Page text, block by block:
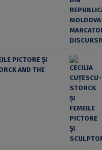
PICTORE ŞI
AND THE